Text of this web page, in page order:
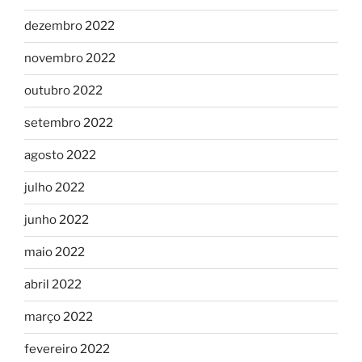
dezembro 2022
novembro 2022
outubro 2022
setembro 2022
agosto 2022
julho 2022
junho 2022
maio 2022
abril 2022
março 2022
fevereiro 2022